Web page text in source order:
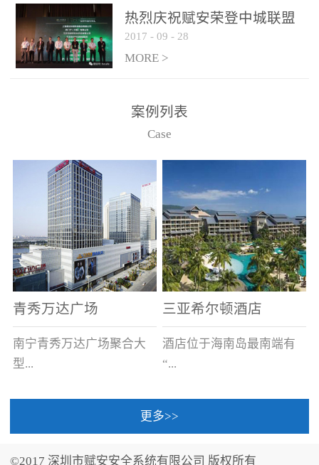
和监控端两大部分组成。
两者之间通过以太网相
联，一台监控主机最多可
从监控主机上获取，最多
只能接6台，超过的需从现
热烈庆祝赋安荣登中城联盟
联合采购战略合作平台
2017 - 09 - 28
MORE >
案例列表
Case
青秀万达广场
南宁青秀万达广场聚合大
型...
三亚希尔顿酒店
酒店位于海南岛最南端有
“...
中国的海岛天堂”之美称的
更多>>
©2017 深圳市赋安安全系统有限公司 版权所有